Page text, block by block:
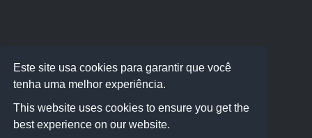
Este site usa cookies para garantir que você
tenha uma melhor experiência.
This website uses cookies to ensure you get the
best experience on our website.